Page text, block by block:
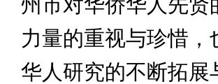
力量的重视与珍惜
华人研究的不断拓